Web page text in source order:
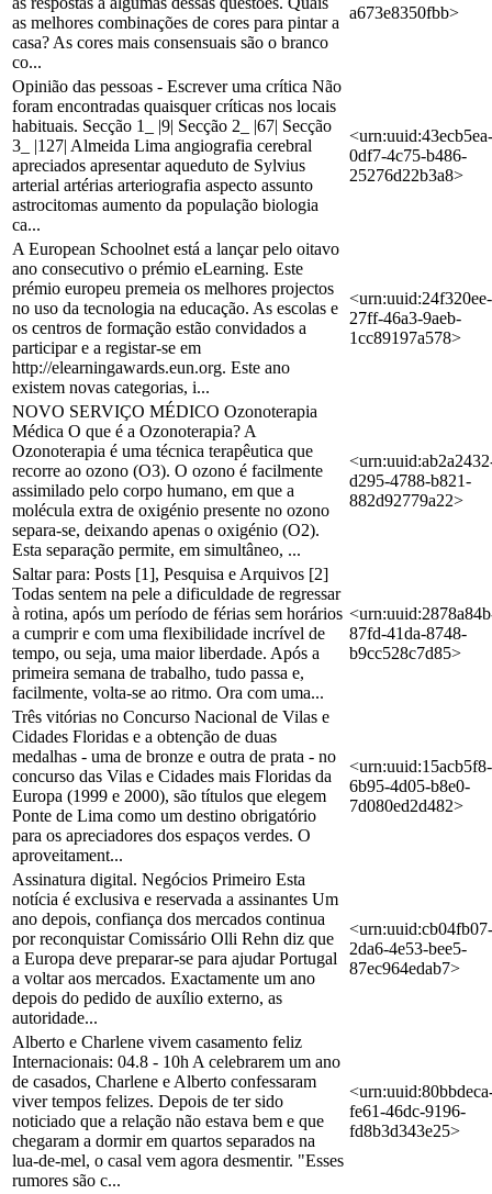
as melhores combinações de cores para pintar a
casa? As cores mais consensuais são o branco
co...
a673e8350fbb>
Opinião das pessoas - Escrever uma crítica Não
foram encontradas quaisquer críticas nos locais
habituais. Secção 1_ |9| Secção 2_ |67| Secção
3_ |127| Almeida Lima angiografia cerebral
apreciados apresentar aqueduto de Sylvius
arterial artérias arteriografia aspecto assunto
astrocitomas aumento da população biologia
ca...
<urn:uuid:43ecb5ea-
0df7-4c75-b486-
25276d22b3a8>
A European Schoolnet está a lançar pelo oitavo
ano consecutivo o prémio eLearning. Este
prémio europeu premeia os melhores projectos
no uso da tecnologia na educação. As escolas e
os centros de formação estão convidados a
participar e a registar-se em
http://elearningawards.eun.org. Este ano
existem novas categorias, i...
<urn:uuid:24f320ee-
27ff-46a3-9aeb-
1cc89197a578>
NOVO SERVIÇO MÉDICO Ozonoterapia
Médica O que é a Ozonoterapia? A
Ozonoterapia é uma técnica terapêutica que
recorre ao ozono (O3). O ozono é facilmente
assimilado pelo corpo humano, em que a
molécula extra de oxigénio presente no ozono
separa-se, deixando apenas o oxigénio (O2).
Esta separação permite, em simultâneo, ...
d295-4788-b821-
882d92779a22>
Saltar para: Posts [1], Pesquisa e Arquivos [2]
Todas sentem na pele a dificuldade de regressar
à rotina, após um período de férias sem horários
a cumprir e com uma flexibilidade incrível de
tempo, ou seja, uma maior liberdade. Após a
primeira semana de trabalho, tudo passa e,
facilmente, volta-se ao ritmo. Ora com uma...
87fd-41da-8748-
b9cc528c7d85>
Três vitórias no Concurso Nacional de Vilas e
Cidades Floridas e a obtenção de duas
medalhas - uma de bronze e outra de prata - no
concurso das Vilas e Cidades mais Floridas da
Europa (1999 e 2000), são títulos que elegem
Ponte de Lima como um destino obrigatório
para os apreciadores dos espaços verdes. O
aproveitament...
<urn:uuid:15acb5f8-
6b95-4d05-b8e0-
7d080ed2d482>
Assinatura digital. Negócios Primeiro Esta
notícia é exclusiva e reservada a assinantes Um
ano depois, confiança dos mercados continua
por reconquistar Comissário Olli Rehn diz que
a Europa deve preparar-se para ajudar Portugal
a voltar aos mercados. Exactamente um ano
depois do pedido de auxílio externo, as
autoridade...
<urn:uuid:cb04fb07-
2da6-4e53-bee5-
87ec964edab7>
Alberto e Charlene vivem casamento feliz
Internacionais: 04.8 - 10h A celebrarem um ano
de casados, Charlene e Alberto confessaram
viver tempos felizes. Depois de ter sido
noticiado que a relação não estava bem e que
chegaram a dormir em quartos separados na
lua-de-mel, o casal vem agora desmentir. "Esses
rumores são c...
fe61-46dc-9196-
fd8b3d343e25>